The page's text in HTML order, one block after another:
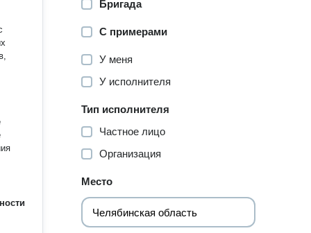
Бригада
С примерами
У меня
У исполнителя
Тип исполнителя
Частное лицо
Организация
Место